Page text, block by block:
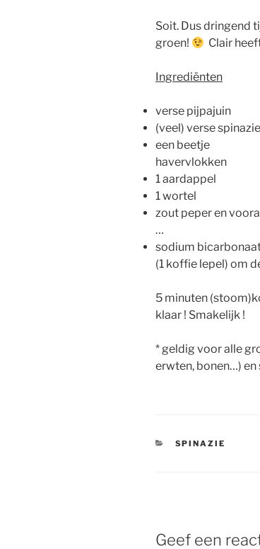
Soit. Dus dringend
groen!
Clair
Ingrediënten
verse pijpajuin
(veel) verse spinazie
een beetje
havervlokken
1 aardappel
1 wortel
zout peper en
…
sodium
(1 koffie lepel) om
5 minuten
klaar ! Smakelijk !
* geldig voor alle
erwten, bonen…)
CATEGORIEËN
SPINAZIE
Geef een